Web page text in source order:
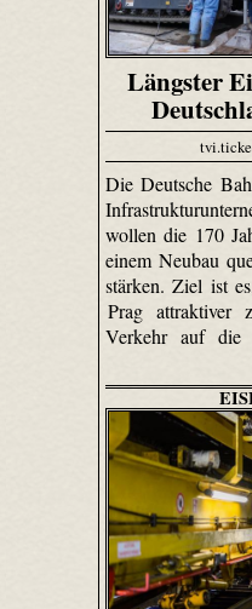
Längster
Die Deutsche
wollen die 170
einem Neubau
stärken. Ziel ist
Prag attraktiver
Verkehr auf die